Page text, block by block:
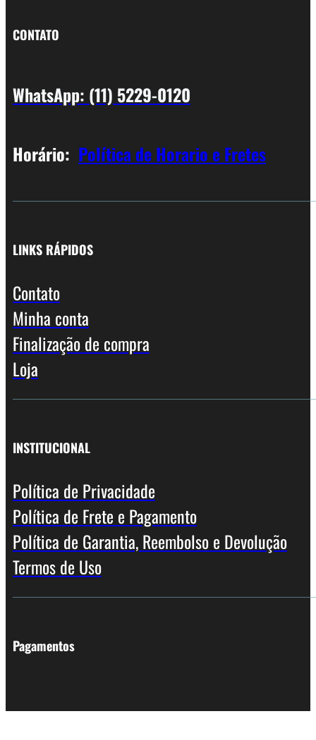
CONTATO
WhatsApp: (11) 5229-0120
Horário: Política de Horario e Fretes
LINKS RÁPIDOS
Contato
Minha conta
Finalização de compra
Loja
INSTITUCIONAL
Política de Privacidade
Política de Frete e Pagamento
Política de Garantia, Reembolso e Devolução
Termos de Uso
Pagamentos